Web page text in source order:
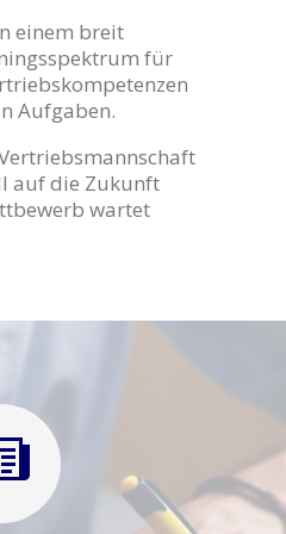
einem breit
für
Aufgaben.
auf die Zukunft
wartet